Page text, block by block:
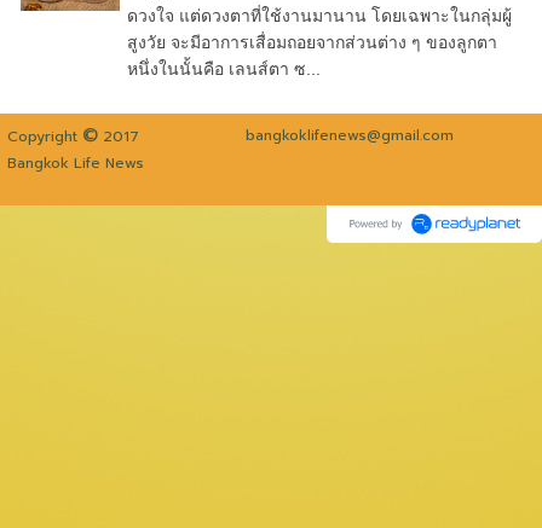
ดวงใจ แต่ดวงตาที่ใช้งานมานาน โดยเฉพาะในกลุ่มผู้
สูงวัย จะมีอาการเสื่อมถอยจากส่วนต่าง ๆ ของลูกตา
หนึ่งในนั้นคือ เลนส์ตา ซ...
Copyright © 2017
bangkoklifenews@gmail.com
Bangkok Life News